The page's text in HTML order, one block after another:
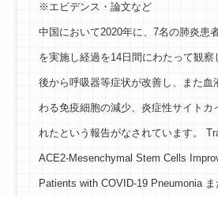
※エビデンス・論文など
中国において2020年に、7名の肺炎患
を実施し経過を14日間にわたって観察
後から呼吸器等症状が改善し、また血
わる免疫細胞の減少、炎症性サイトカ
れたという報告がなされています。
ACE2-Mesenchymal Stem Cells
Patients with COVID-19 Pneumonia